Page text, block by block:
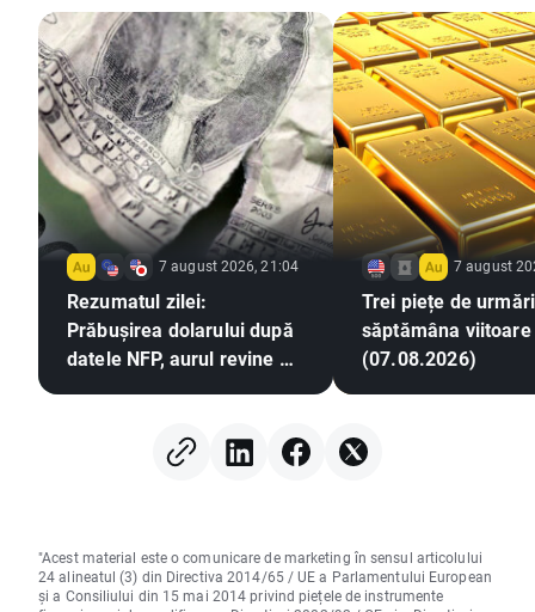
7 august 2026, 21:04
Rezumatul zilei:
Prăbușirea dolarului după
datele NFP, aurul revine pe
7 august
Trei piețe de
săptămâna viitoare
(07.08.2026)
"Acest material este o comunicare de marketing în sensul articolului
24 alineatul (3) din Directiva 2014/65 / UE a Parlamentului European
și a Consiliului din 15 mai 2014 privind piețele de instrumente